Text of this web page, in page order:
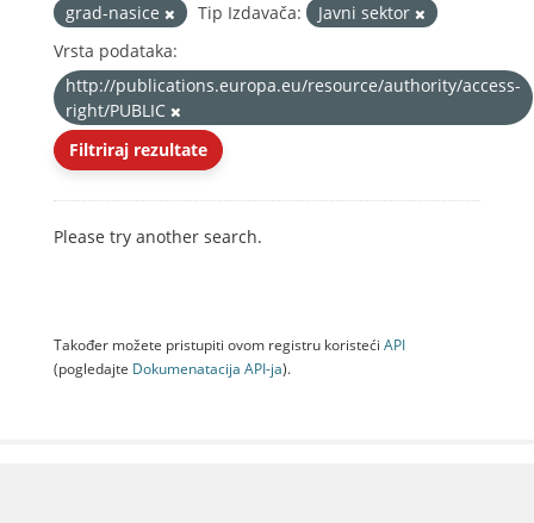
grad-nasice
Tip Izdavača:
Javni sektor
Vrsta podataka:
http://publications.europa.eu/resource/authority/access-
right/PUBLIC
Filtriraj rezultate
Please try another search.
Također možete pristupiti ovom registru koristeći API
(pogledajte Dokumenаtаcijа API-jа).